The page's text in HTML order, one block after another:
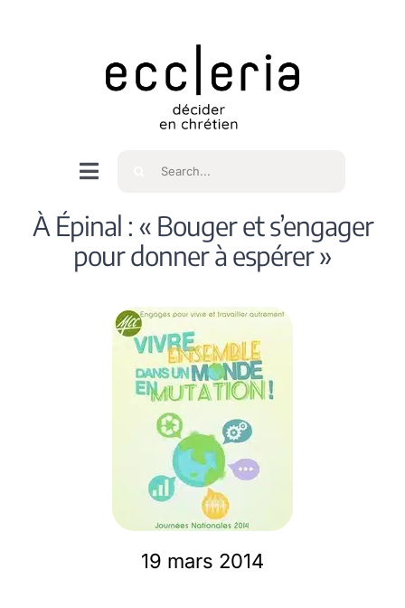
Navigation
à
bascule
Accueil
Intéressés
Spiritualité
Rechercher
À Épinal : « Bouger et s’engager
pour donner à espérer »
19 mars 2014